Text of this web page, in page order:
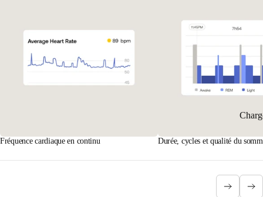
Fréquence cardiaque en continu Durée, cycles et qualité du